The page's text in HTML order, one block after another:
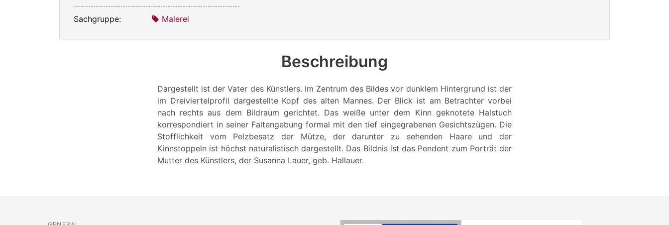
Sachgruppe: Malerei
Beschreibung
Dargestellt ist der Vater des Künstlers. Im Zentrum des Bildes vor dunklem Hintergrund ist der
im Dreiviertelprofil dargestellte Kopf des alten Mannes. Der Blick ist am Betrachter vorbei
nach rechts aus dem Bildraum gerichtet. Das weiße unter dem Kinn geknotete Halstuch
korrespondiert in seiner Faltengebung formal mit den tief eingegrabenen Gesichtszügen. Die
Stofflichkeit vom Pelzbesatz der Mütze, der darunter zu sehenden Haare und der
Kinnstoppeln ist höchst naturalistisch dargestellt. Das Bildnis ist das Pendent zum Porträt der
Mutter des Künstlers, der Susanna Lauer, geb. Hallauer.